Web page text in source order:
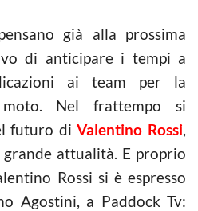
già alla prossima
di anticipare i tempi a
ai team per la
moto. Nel frattempo si
futuro diValentino Rossi,
attualità. E proprio
Rossi si è espresso
Agostini, a Paddock Tv: